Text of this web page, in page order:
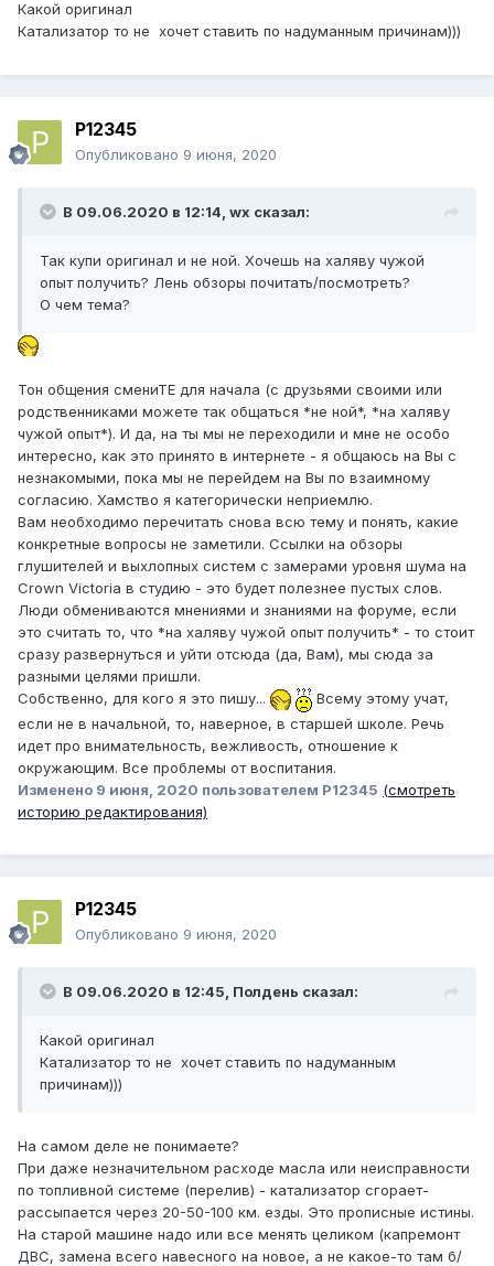
Какой оригинал
Катализатор то не хочет ставить по надуманным причинам)))
P12345
Опубликовано 9 июня, 2020
В 09.06.2020 в 12:14, wx сказал:
Так купи оригинал и не ной. Хочешь на халяву чужой
опыт получить? Лень обзоры почитать/посмотреть?
О чем тема?
Тон общения смениТЕ для начала (с друзьями своими или
родственниками можете так общаться *не ной*, *на халяву
чужой опыт*). И да, на ты мы не переходили и мне не особо
интересно, как это принято в интернете - я общаюсь на Вы с
незнакомыми, пока мы не перейдем на Вы по взаимному
согласию. Хамство я категорически неприемлю.
Вам необходимо перечитать снова всю тему и понять, какие
конкретные вопросы не заметили. Ссылки на обзоры
глушителей и выхлопных систем с замерами уровня шума на
Crown Victoria в студию - это будет полезнее пустых слов.
Люди обмениваются мнениями и знаниями на форуме, если
это считать то, что *на халяву чужой опыт получить* - то стоит
сразу развернуться и уйти отсюда (да, Вам), мы сюда за
разными целями пришли.
Собственно, для кого я это пишу...
Всему этому учат,
если не в начальной, то, наверное, в старшей школе. Речь
идет про внимательность, вежливость, отношение к
окружающим. Все проблемы от воспитания.
Изменено 9 июня, 2020 пользователем P12345 (смотреть
историю редактирования)
P12345
Опубликовано 9 июня, 2020
В 09.06.2020 в 12:45, Полдень сказал:
Какой оригинал
Катализатор то не хочет ставить по надуманным
причинам)))
На самом деле не понимаете?
При даже незначительном расходе масла или неисправности
по топливной системе (перелив) - катализатор сгорает-
рассыпается через 20-50-100 км. езды. Это прописные истины.
На старой машине надо или все менять целиком (капремонт
ДВС, замена всего навесного на новое, а не какое-то там б/